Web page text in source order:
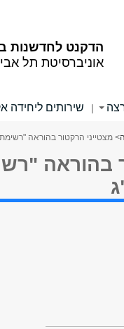
הדקנט לחדשנות
אוניברסיטת תל
| שירותים ליחידה
> מצטייני הרקטור בהוראה
בהוראה